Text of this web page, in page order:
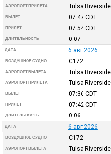
АЭРОПОРТ ПРИЛЕТА Tulsa Riverside
ВЫЛЕТ 07:47 CDT
ПРИЛЕТ 07:54CDT
ДЛИТЕЛЬНОСТЬ 0:07
ДАТА 6 авг 2026
ВОЗДУШНОЕ СУДНО C172
АЭРОПОРТ ВЫЛЕТА Tulsa Riverside
АЭРОПОРТ ПРИЛЕТА Tulsa Riverside
ВЫЛЕТ 07:36 CDT
ПРИЛЕТ 07:42 CDT
ДЛИТЕЛЬНОСТЬ 0:06
ДАТА 6 авг 2026
ВОЗДУШНОЕ СУДНО C172
АЭРОПОРТ ВЫЛЕТА Tulsa Riverside